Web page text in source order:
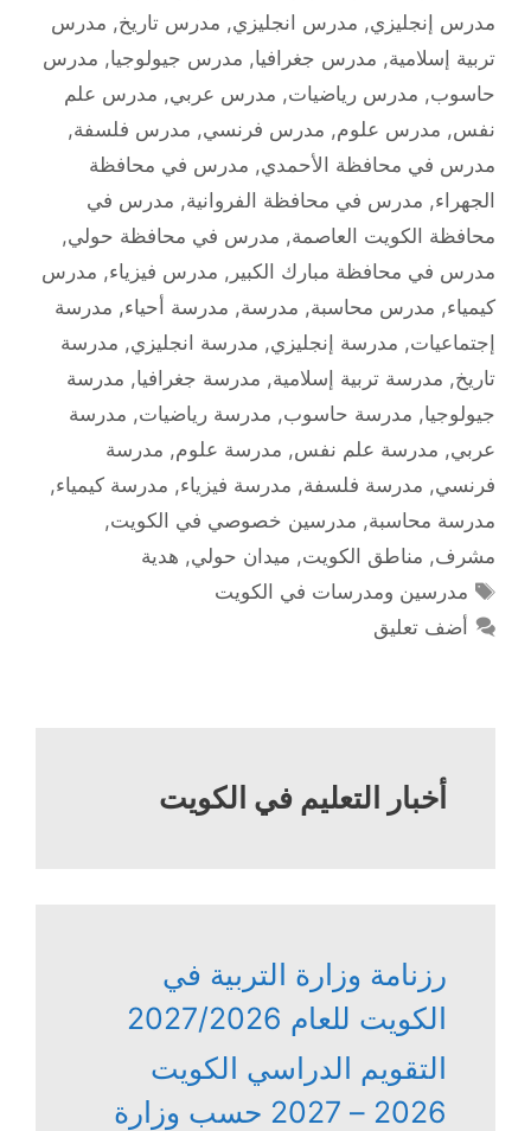
مدرس إنجليزي, مدرس انجليزي, مدرس تاريخ, مدرس
تربية إسلامية, مدرس جغرافيا, مدرس جيولوجيا, مدرس
حاسوب, مدرس رياضيات, مدرس عربي, مدرس علم
نفس, مدرس علوم, مدرس فرنسي, مدرس فلسفة,
مدرس في محافظة الأحمدي, مدرس في محافظة
الجهراء, مدرس في محافظة الفروانية, مدرس في
محافظة الكويت العاصمة, مدرس في محافظة حولي,
مدرس في محافظة مبارك الكبير , مدرس فيزياء, مدرس
كيمياء, مدرس محاسبة, مدرسة, مدرسة أحياء, مدرسة
إجتماعيات, مدرسة إنجليزي, مدرسة انجليزي, مدرسة
تاريخ, مدرسة تربية إسلامية, مدرسة جغرافيا, مدرسة
جيولوجيا, مدرسة حاسوب, مدرسة رياضيات, مدرسة
عربي, مدرسة علم نفس, مدرسة علوم, مدرسة
فرنسي, مدرسة فلسفة, مدرسة فيزياء, مدرسة كيمياء,
مدرسة محاسبة, مدرسين خصوصي في الكويت,
مشرف, مناطق الكويت, ميدان حولي, هدية
الوسوم
مدرسين ومدرسات في الكويت
أضف تعليق
أخبار التعليم في الكويت
رزنامة وزارة التربية في
الكويت للعام 2027/2026
التقويم الدراسي الكويت
2026 – 2027 حسب وزارة